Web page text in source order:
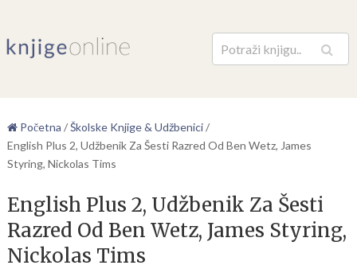
Pretraga
Početna /Školske Knjige & Udžbenici/
English Plus 2, Udžbenik Za Šesti Razred Od Ben Wetz, James
Styring, Nickolas Tims
English Plus 2, Udžbenik Za Šesti
Razred Od Ben Wetz, James Styring,
Nickolas Tims